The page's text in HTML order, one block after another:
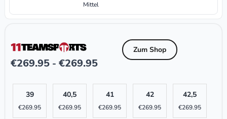
Mittel
€269.95 - €269.95
Zum Shop
39
€269.95
40,5
€269.95
41
€269.95
42
€269.95
42,5
€269.95